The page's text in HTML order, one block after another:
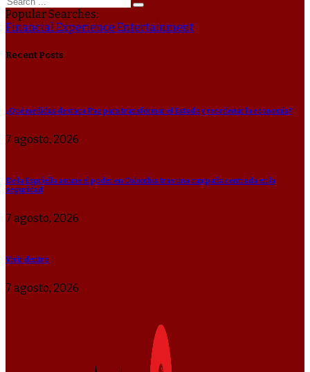
Popular Searches:
FinancialExperience Entertainment
Recent Posts
¿Qué medidas destaca Paz para transformar el Estado y reordenar la economía?
7 agosto, 2026
De la Espriella asume el poder en Colombia tras una campaña centrada en la
seguridad
7 agosto, 2026
Vivir dentro
7 agosto, 2026